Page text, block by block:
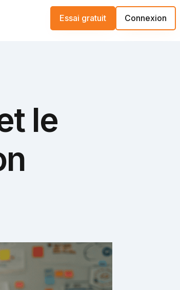
Essai gratuit Connexion
le